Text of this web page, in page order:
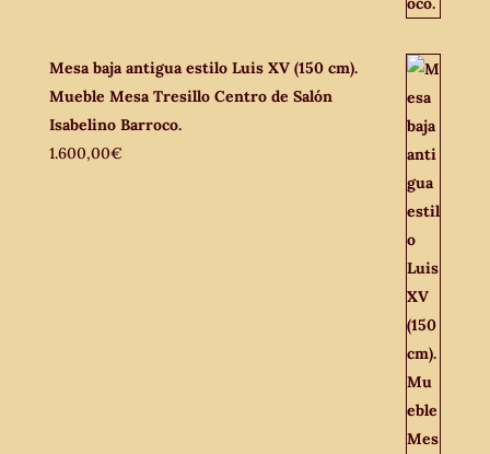
Mesa baja antigua estilo Luis XV (150 cm).
Mueble Mesa Tresillo Centro de Salón
Isabelino Barroco.
1.600,00€